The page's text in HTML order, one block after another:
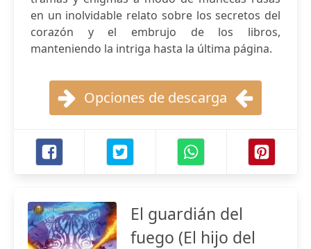
en un inolvidable relato sobre los secretos del
corazón y el embrujo de los libros,
manteniendo la intriga hasta la última página.
Opciones de descarga
El guardián del
fuego (El hijo del